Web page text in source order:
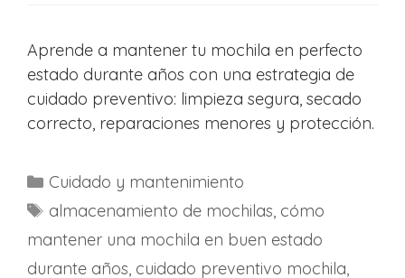
Aprende a mantener tu mochila en perfecto
estado durante años con una estrategia de
cuidado preventivo: limpieza segura, secado
correcto, reparaciones menores y protección.
C
a
Cuidado y mantenimiento
E
t
almacenamiento de mochilas, cómo
mantener una mochila en buen estado
durante años, cuidado preventivo mochila,